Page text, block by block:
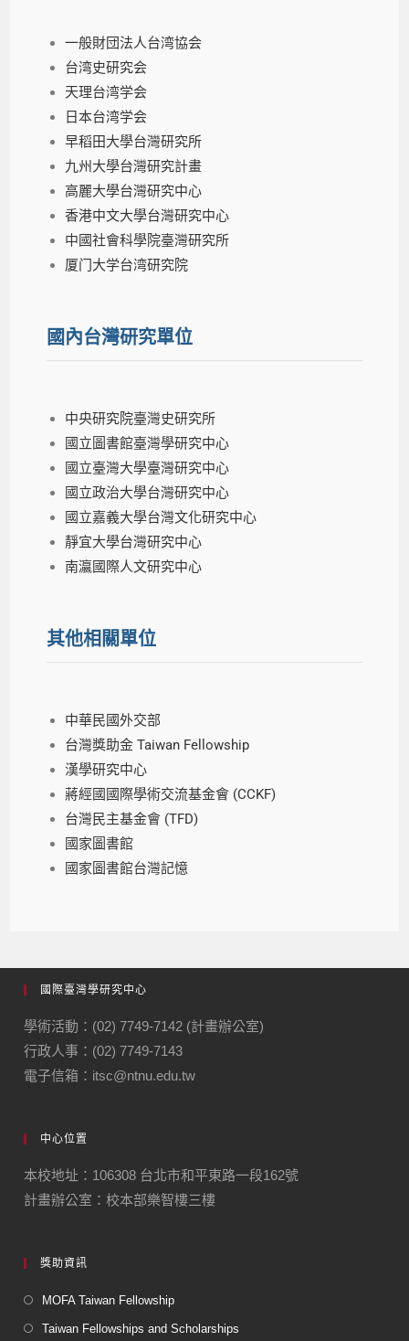
一般財団法人台湾協会
台湾史研究会
天理台湾学会
日本台湾学会
早稻田大學台灣研究所
九州大學台灣研究計畫
高麗大學台灣研究中心
香港中文大學台灣研究中心
中國社會科學院臺灣研究所
厦门大学台湾研究院
國內台灣研究單位
中央研究院臺灣史研究所
國立圖書館臺灣學研究中心
國立臺灣大學臺灣研究中心
國立政治大學台灣研究中心
國立嘉義大學台灣文化研究中心
靜宜大學台灣研究中心
南瀛國際人文研究中心
其他相關單位
中華民國外交部
台灣獎助金 Taiwan Fellowship
漢學研究中心
蔣經國國際學術交流基金會 (CCKF)
台灣民主基金會 (TFD)
國家圖書館
國家圖書館台灣記憶
國際臺灣學研究中心
學術活動：(02) 7749-7142 (計畫辦公室)
行政人事：(02) 7749-7143
電子信箱：itsc@ntnu.edu.tw
中心位置
本校地址：106308 台北市和平東路一段162號
計畫辦公室：校本部樂智樓三樓
獎助資訊
MOFA Taiwan Fellowship
Taiwan Fellowships and Scholarships